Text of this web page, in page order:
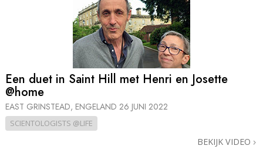
Een duet in Saint Hill met Henri en Josette
@home
EAST GRINSTEAD, ENGELAND 26 JUNI 2022
SCIENTOLOGISTS @LIFE
BEKIJK VIDEO